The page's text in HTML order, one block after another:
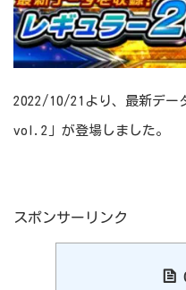
2022/10/21より、最新デー
vol.2」が登場しました。
スポンサーリンク